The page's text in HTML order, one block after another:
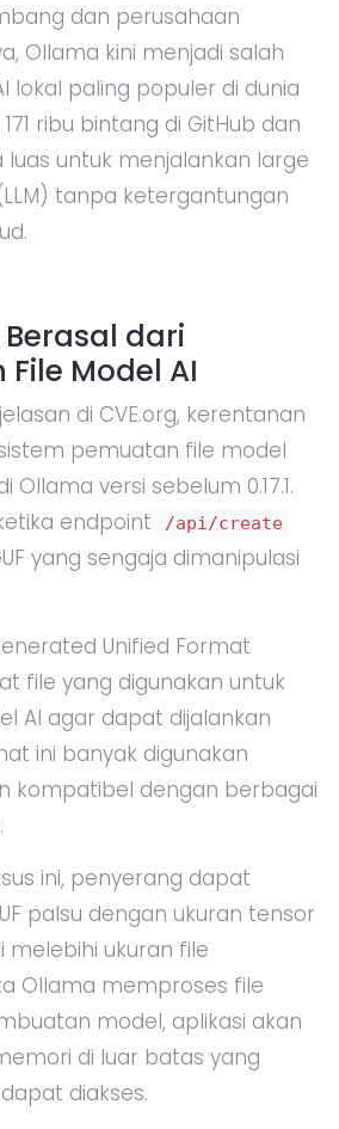
dan perusahaan
Ollama kini menjadi salah
lokal paling populer di dunia
ribu bintang di GitHub dan
luas untuk menjalankan large
tanpa ketergantungan
dari
Model AI
di CVE.org, kerentanan
pemuatan file model
Ollama versi sebelum 0.17.1.
endpoint
/api/create
yang sengaja dimanipulasi
Unified Format
file yang digunakan untuk
AI agar dapat dijalankan
ini banyak digunakan
kompatibel dengan berbagai
ini, penyerang dapat
palsu dengan ukuran tensor
melebihi ukuran file
Ollama memproses file
model, aplikasi akan
di luar batas yang
diakses.